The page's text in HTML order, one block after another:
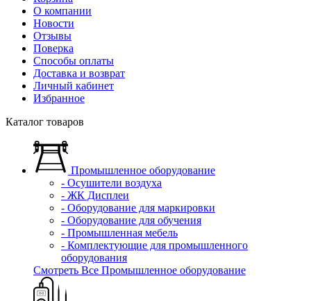
О компании
Новости
Отзывы
Поверка
Способы оплаты
Доставка и возврат
Личный кабинет
Избранное
Каталог товаров
Промышленное оборудование
- Осушители воздуха
- ЖК Дисплеи
- Оборудование для маркировки
- Оборудование для обучения
- Промышленная мебель
- Комплектующие для промышленного
оборудования
Смотреть Все Промышленное оборудование